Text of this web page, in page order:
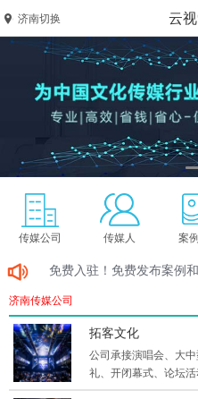
济南切换 云
传媒公司 传媒人 案
免费入驻！免费发布案例
济南传媒公司
拓客文化
公司承接演唱会、大
礼、开闭幕式、论坛
品发布会、产品推介